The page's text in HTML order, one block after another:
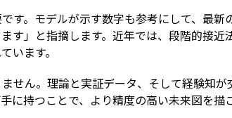
す。モデルが示す数字も参考にして、最新
す」と指摘します。近年では、段階的接
います。
せん。理論と実証データ、そして経験知
持つことで、より精度の高い未来図を描